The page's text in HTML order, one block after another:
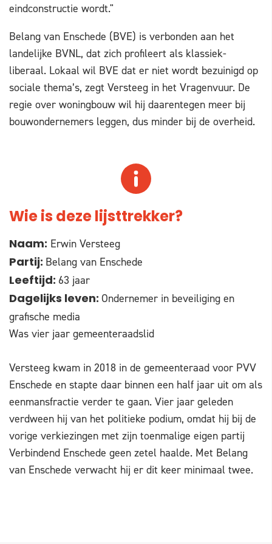
eindconstructie wordt."
Belang van Enschede (BVE) is verbonden aan het
landelijke BVNL, dat zich profileert als klassiek-
liberaal. Lokaal wil BVE dat er niet wordt bezuinigd op
sociale thema’s, zegt Versteeg in het Vragenvuur. De
regie over woningbouw wil hij daarentegen meer bij
bouwondernemers leggen, dus minder bij de overheid.
Wie is deze lijsttrekker?
Naam: Erwin Versteeg
Partij: Belang van Enschede
Leeftijd: 63 jaar
Dagelijks leven: Ondernemer in beveiliging en
grafische media
Was vier jaar gemeenteraadslid
Versteeg kwam in 2018 in de gemeenteraad voor PVV
Enschede en stapte daar binnen een half jaar uit om als
eenmansfractie verder te gaan. Vier jaar geleden
verdween hij van het politieke podium, omdat hij bij de
vorige verkiezingen met zijn toenmalige eigen partij
Verbindend Enschede geen zetel haalde. Met Belang
van Enschede verwacht hij er dit keer minimaal twee.